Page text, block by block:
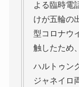
よる臨時電
けが五輪の
型コロナウ
触したため
ハルトゥン
ジャネイロ